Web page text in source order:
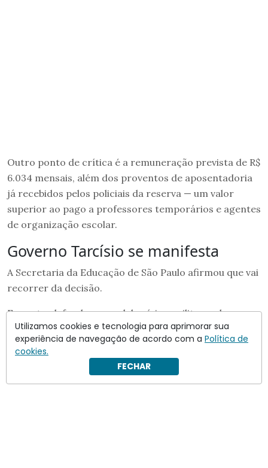
Outro ponto de crítica é a remuneração prevista de R$
6.034 mensais, além dos proventos de aposentadoria
já recebidos pelos policiais da reserva — um valor
superior ao pago a professores temporários e agentes
de organização escolar.
Governo Tarcísio se manifesta
A Secretaria da Educação de São Paulo afirmou que vai
recorrer da decisão.
Em nota, defendeu o modelo cívico-militar e alegou
que a proposta respeita a escolha das famílias e da
comunidade escolar.
Utilizamos cookies e tecnologia para aprimorar sua
experiência de navegação de acordo com a Política de
cookies.
FECHAR